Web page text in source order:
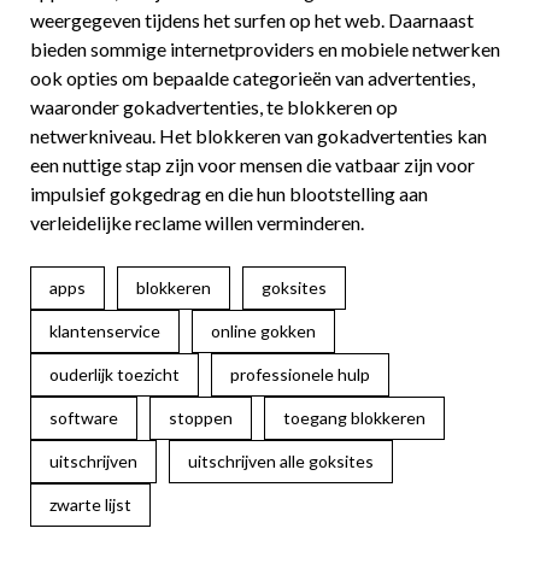
weergegeven tijdens het surfen op het web. Daarnaast
bieden sommige internetproviders en mobiele netwerken
ook opties om bepaalde categorieën van advertenties,
waaronder gokadvertenties, te blokkeren op
netwerkniveau. Het blokkeren van gokadvertenties kan
een nuttige stap zijn voor mensen die vatbaar zijn voor
impulsief gokgedrag en die hun blootstelling aan
verleidelijke reclame willen verminderen.
apps blokkeren goksites
klantenservice online gokken
ouderlijk toezicht professionele hulp
software stoppen toegang blokkeren
uitschrijven uitschrijven alle goksites
zwarte lijst